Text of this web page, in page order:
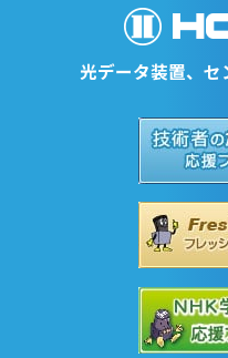
光データ装置、セ